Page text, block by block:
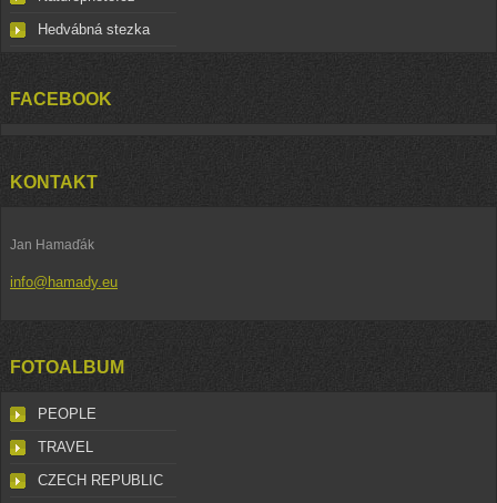
Hedvábná stezka
FACEBOOK
KONTAKT
Jan Hamaďák
info@hamady.eu
FOTOALBUM
PEOPLE
TRAVEL
CZECH REPUBLIC